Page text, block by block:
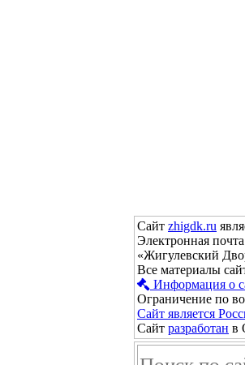
Сайт zhigdk.ru
Электронная почта
«Жигулевский
Все материалы
Информация о
Ограничение по
Сайт является
Сайт разработан в